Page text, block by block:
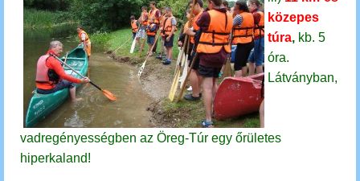
közepes
túra, kb. 5
óra.
Látványban,
vadregényességben az Öreg-Túr egy őrületes
hiperkaland!